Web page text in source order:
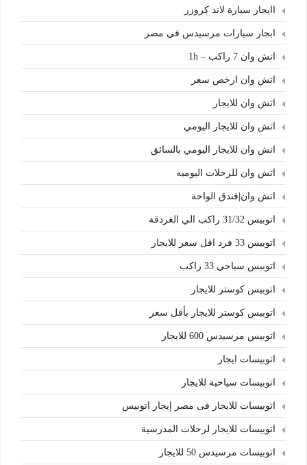
اايجار سيارة لاند كروزر
ابجار سيارات مرسيدس في مصر
اتش وان 7 راكب – 1h
اتش وان ارخص سعر
اتش وان للايجار
اتش وان للايجار اليومي
اتش وان للايجار اليومي بالسائق
اتش وان للرحلات اليوميه
اتش وان|فندق الواحة
اتوبيس 31/32 راكب الي الغردقة
اتوبيس 33 فرد اقل سعر للايجار
اتوبيس سياحي 33 راكب
اتوبيس كوستر للايجار
اتوبيس كوستر للايجار بأقل سعر
اتوبيس مرسيدس 600 للايجار
اتوبيسات ايجار
اتوبيسات سياحية للايجار
اتوبيسات للايجار فى مصر إيجار اتوبيس
اتوبيسات للايجار لرحلات المدرسية
اتوبيسات مرسيدس 50 للايجار